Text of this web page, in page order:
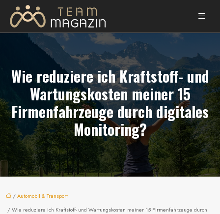
Wie reduziere ich Kraftstoff- und
Wartungskosten meiner 15
Firmenfahrzeuge durch digitales
Monitoring?
/Automobil & Transport
/ Wie reduziere ich Kraftstoff- und Wartungskosten meiner 15 Firmenfahrzeuge durch